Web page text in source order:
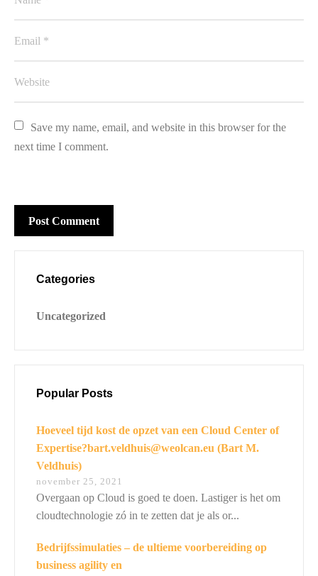
Save my name, email, and website in this browser for the
next time I comment.
Categories
Uncategorized
Popular Posts
Hoeveel tijd kost de opzet van een Cloud Center of
Expertise?bart.veldhuis@weolcan.eu (Bart M.
Veldhuis)
november 25, 2021
Overgaan op Cloud is goed te doen. Lastiger is het om
cloudtechnologie zó in te zetten dat je als or...
Bedrijfssimulaties – de ultieme voorbereiding op
business agility en